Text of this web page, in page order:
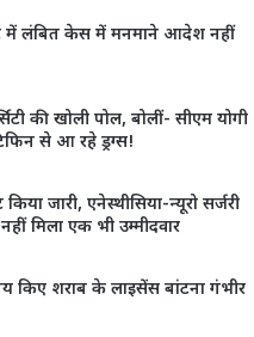
में लंबित केस में मनमाने आदेश नहीं
की खोली पोल, बोलीं- सीएम योगी
से आ रहे ड्रग्स!
जारी, एनेस्थीसिया-न्यूरो सर्जरी
मिला एक भी उम्मीदवार
किए शराब के लाइसेंस बांटना गंभीर